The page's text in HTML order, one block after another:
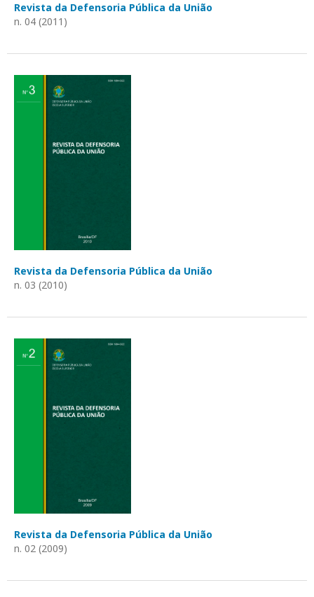
Revista da Defensoria Pública da União
n. 04 (2011)
Revista da Defensoria Pública da União
n. 03 (2010)
Revista da Defensoria Pública da União
n. 02 (2009)